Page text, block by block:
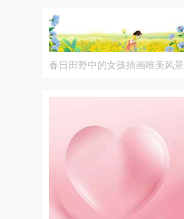
春日田野中的女孩插画唯美风景